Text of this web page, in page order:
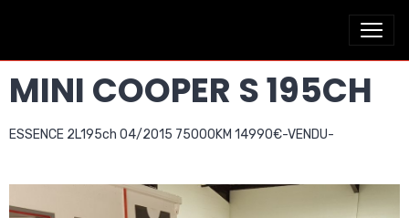
MINI COOPER S 195CH
ESSENCE 2L195ch 04/2015 75000KM 14990€-VENDU-